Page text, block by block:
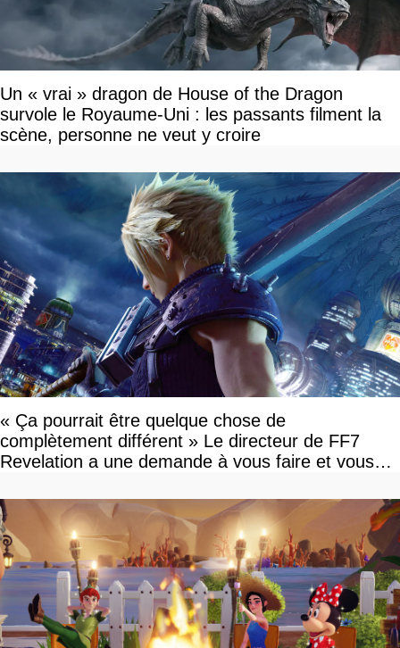
Un « vrai » dragon de House of the Dragon
survole le Royaume-Uni : les passants filment la
scène, personne ne veut y croire
« Ça pourrait être quelque chose de
complètement différent » Le directeur de FF7
Revelation a une demande à vous faire et vous